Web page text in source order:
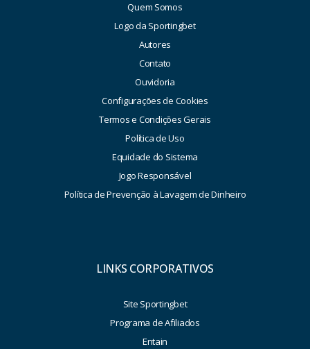
Quem Somos
Logo da Sportingbet
Autores
Contato
Ouvidoria
Configurações de Cookies
Termos e Condições Gerais
Política de Uso
Equidade do Sistema
Jogo Responsável
Política de Prevenção à Lavagem de Dinheiro
LINKS CORPORATIVOS
Site Sportingbet
Programa de Afiliados
Entain